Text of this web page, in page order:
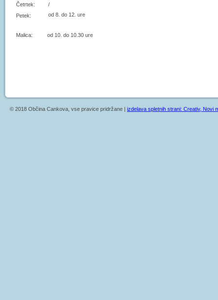
Četrtek:
/
Petek:
od 8. do 12. ure
Malica: od 10. do 10.30 ure
© 2018 Občina Cankova, vse pravice pridržane | izdelava spletnih strani: Creativ, Novi